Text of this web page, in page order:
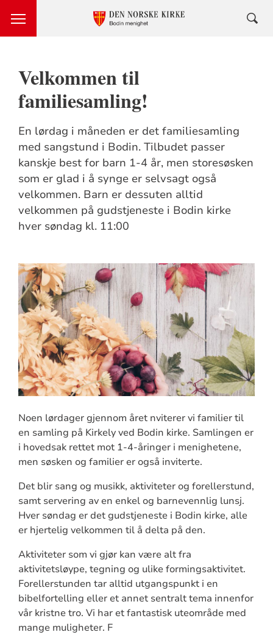
Velkommen til
familiesamling!
En lørdag i måneden er det familiesamling
med sangstund i Bodin. Tilbudet passer
kanskje best for barn 1-4 år, men storesøsken
som er glad i å synge er selvsagt også
velkommen. Barn er dessuten alltid
velkommen på gudstjeneste i Bodin kirke
hver søndag kl. 11:00
Noen lørdager gjennom året nviterer vi familier til
en samling på Kirkely ved Bodin kirke. Samlingen er
i hovedsak rettet mot 1-4-åringer i menighetene,
men søsken og familier er også inviterte.
Det blir sang og musikk, aktiviteter og forellerstund,
samt servering av en enkel og barnevennlig lunsj.
Hver søndag er det gudstjeneste i Bodin kirke, alle
er hjertelig velkommen til å delta på den.
Aktiviteter som vi gjør kan være alt fra
aktivitetsløype, tegning og ulike formingsaktivitet.
Forellerstunden tar alltid utgangspunkt i en
bibelfortelling eller et annet sentralt tema innenfor
vår kristne tro. Vi har et fantastisk uteområde med
mange muligheter. F